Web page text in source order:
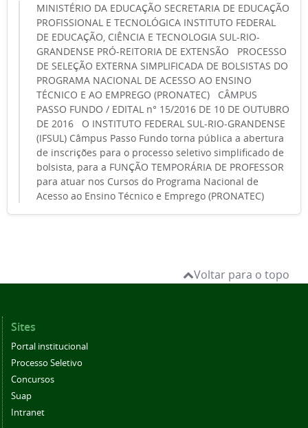
MINISTÉRIO DA EDUCAÇÃO SECRETARIA DE EDUCAÇÃO
PROFISSIONAL E TECNOLÓGICA INSTITUTO FEDERAL
DE EDUCAÇÃO, CIÊNCIA E TECNOLOGIA SUL-RIO-
GRANDENSE PRÓ-REITORIA DE EXTENSÃO PROCESSO
DE SELEÇÃO EXTERNA SIMPLIFICADA DE BOLSISTAS DO
PROGRAMA NACIONAL DE ACESSO AO ENSINO
TÉCNICO E AO EMPREGO (PRONATEC) CÂMPUS
PASSO FUNDO / EDITAL n° 15/2016 DE 10 DE OUTUBRO
DE 2016 O INSTITUTO FEDERAL SUL-RIO-GRANDENSE
(IFSUL) Câmpus Passo Fundo torna pública a abertura
de inscrições para o processo seletivo simplificado de
bolsista, para a FUNÇÃO TEMPORÁRIA DE PROFESSOR
para atuar nos Cursos do Programa Nacional de
Acesso ao Ensino Técnico e Emprego (PRONATEC)
Voltar para o topo
Sites
Portal institucional
Processo Seletivo
Concursos
Suap
Intranet